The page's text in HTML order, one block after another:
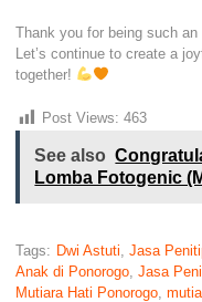
Thank you for being such
Let’s continue to create a
together!
Post Views: 463
See also
Lomba Fotogenic
Tags: Dwi Astuti ,Jasa
Anak di Ponorogo ,Jasa
Mutiara Hati Ponorogo ,